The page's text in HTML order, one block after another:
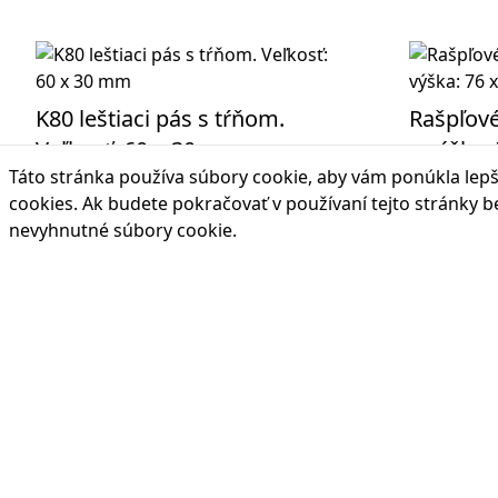
K80 leštiaci pás s tŕňom.
Veľkosť: 60 x 30 mm
Lamelové koleso určené na
odstraňovanie výronov pri kozmetickej
úprave vulkanizovaných miest v
a
Rašpľové
mm a
Táto stránka používa súbory cookie, aby vám ponúkla
cookies. Ak budete pokračovať v používaní tejto stránky
nevyhnutné súbory cookie.